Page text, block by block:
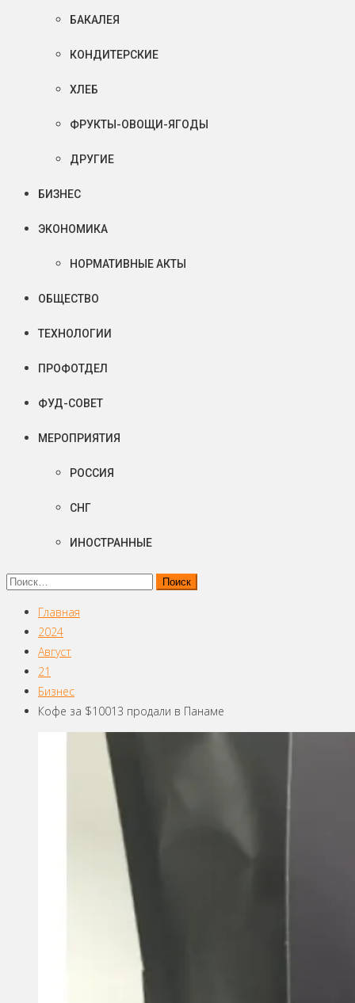
БАКАЛЕЯ
КОНДИТЕРСКИЕ
ХЛЕБ
ФРУКТЫ-ОВОЩИ-ЯГОДЫ
ДРУГИЕ
БИЗНЕС
ЭКОНОМИКА
НОРМАТИВНЫЕ АКТЫ
ОБЩЕСТВО
ТЕХНОЛОГИИ
ПРОФОТДЕЛ
ФУД-СОВЕТ
МЕРОПРИЯТИЯ
РОССИЯ
СНГ
ИНОСТРАННЫЕ
Найти:
Главная
2024
Август
21
Бизнес
Кофе за $10013 продали в Панаме